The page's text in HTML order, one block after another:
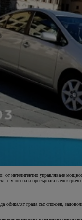
интелигентно управляване
е уловена и превърната в
града със спокоен,